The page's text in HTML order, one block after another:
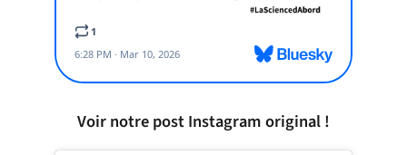
Voir notre post Instagram original !